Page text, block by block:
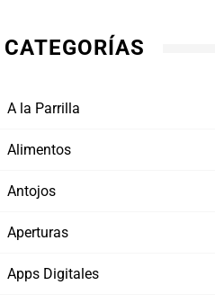
CATEGORÍAS
A la Parrilla
Alimentos
Antojos
Aperturas
Apps Digitales